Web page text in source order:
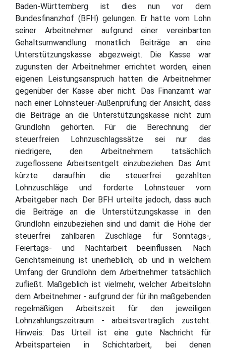
Baden-Württemberg ist dies nun vor dem
Bundesfinanzhof (BFH) gelungen. Er hatte vom Lohn
seiner Arbeitnehmer aufgrund einer vereinbarten
Gehaltsumwandlung monatlich Beiträge an eine
Unterstützungskasse abgezweigt. Die Kasse war
zugunsten der Arbeitnehmer errichtet worden, einen
eigenen Leistungsanspruch hatten die Arbeitnehmer
gegenüber der Kasse aber nicht. Das Finanzamt war
nach einer Lohnsteuer-Außenprüfung der Ansicht, dass
die Beiträge an die Unterstützungskasse nicht zum
Grundlohn gehörten. Für die Berechnung der
steuerfreien Lohnzuschlagssätze sei nur das
niedrigere, den Arbeitnehmern tatsächlich
zugeflossene Arbeitsentgelt einzubeziehen. Das Amt
kürzte daraufhin die steuerfrei gezahlten
Lohnzuschläge und forderte Lohnsteuer vom
Arbeitgeber nach. Der BFH urteilte jedoch, dass auch
die Beiträge an die Unterstützungskasse in den
Grundlohn einzubeziehen sind und damit die Höhe der
steuerfrei zahlbaren Zuschläge für Sonntags-,
Feiertags- und Nachtarbeit beeinflussen. Nach
Gerichtsmeinung ist unerheblich, ob und in welchem
Umfang der Grundlohn dem Arbeitnehmer tatsächlich
zufließt. Maßgeblich ist vielmehr, welcher Arbeitslohn
dem Arbeitnehmer - aufgrund der für ihn maßgebenden
regelmäßigen Arbeitszeit für den jeweiligen
Lohnzahlungszeitraum - arbeitsvertraglich zusteht.
Hinweis: Das Urteil ist eine gute Nachricht für
Arbeitsparteien in Schichtarbeit, bei denen